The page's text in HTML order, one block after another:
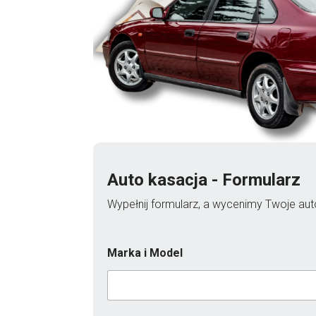
Auto kasacja - Formularz
Wypełnij formularz, a wycenimy Twoje
Marka i Model